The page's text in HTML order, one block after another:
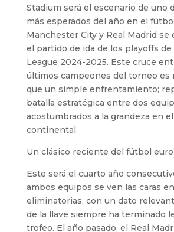
Stadium será el escenario de uno
más esperados del año en el
Manchester City y Real Madrid
el partido de ida de los playoffs
League 2024-2025. Este cruce
últimos campeones del torneo es
que un simple enfrentamiento;
batalla estratégica entre dos
acostumbrados a la grandeza en
continental.
Un clásico reciente del fútbol
Este será el cuarto año
ambos equipos se ven las caras
eliminatorias, con un dato
de la llave siempre ha terminado
trofeo. El año pasado, el Real